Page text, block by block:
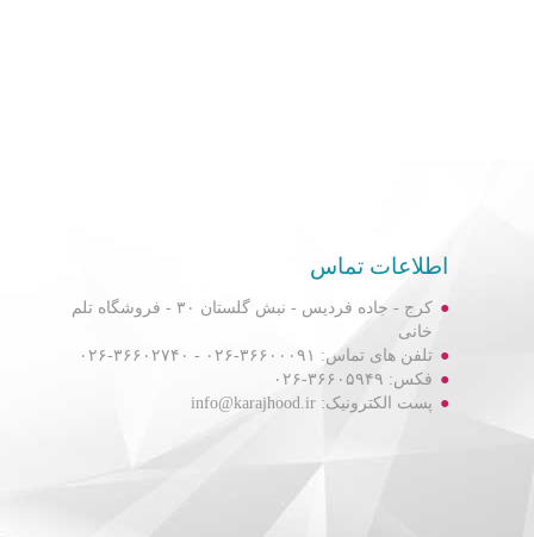
اطلاعات تماس
کرج - جاده فردیس - نبش گلستان ۳۰ - فروشگاه تلم
خانی
تلفن های تماس: ۳۶۶۰۰۰۹۱-۰۲۶ - ۳۶۶۰۲۷۴۰-۰۲۶
فکس: ۳۶۶۰۵۹۴۹-۰۲۶
پست الکترونیک: info@karajhood.ir